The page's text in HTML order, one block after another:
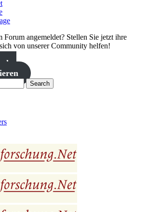
Forum angemeldet? Stellen Sie jetzt ihre
von unserer Community helfen!
Search